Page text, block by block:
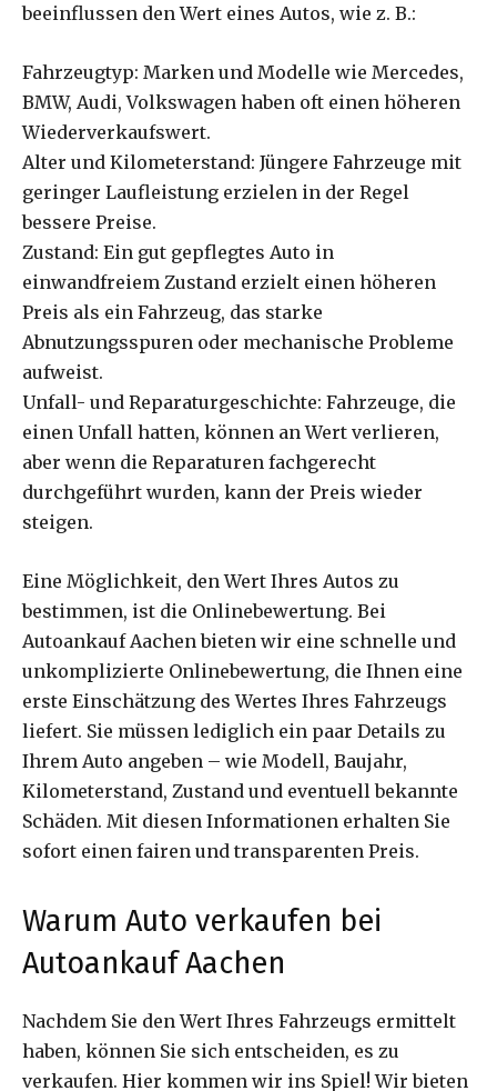
beeinflussen den Wert eines Autos, wie z. B.:
Fahrzeugtyp: Marken und Modelle wie Mercedes,
BMW, Audi, Volkswagen haben oft einen höheren
Wiederverkaufswert.
Alter und Kilometerstand: Jüngere Fahrzeuge mit
geringer Laufleistung erzielen in der Regel
bessere Preise.
Zustand: Ein gut gepflegtes Auto in
einwandfreiem Zustand erzielt einen höheren
Preis als ein Fahrzeug, das starke
Abnutzungsspuren oder mechanische Probleme
aufweist.
Unfall- und Reparaturgeschichte: Fahrzeuge, die
einen Unfall hatten, können an Wert verlieren,
aber wenn die Reparaturen fachgerecht
durchgeführt wurden, kann der Preis wieder
steigen.
Eine Möglichkeit, den Wert Ihres Autos zu
bestimmen, ist die Onlinebewertung. Bei
Autoankauf Aachen bieten wir eine schnelle und
unkomplizierte Onlinebewertung, die Ihnen eine
erste Einschätzung des Wertes Ihres Fahrzeugs
liefert. Sie müssen lediglich ein paar Details zu
Ihrem Auto angeben – wie Modell, Baujahr,
Kilometerstand, Zustand und eventuell bekannte
Schäden. Mit diesen Informationen erhalten Sie
sofort einen fairen und transparenten Preis.
Warum Auto verkaufen bei
Autoankauf Aachen
Nachdem Sie den Wert Ihres Fahrzeugs ermittelt
haben, können Sie sich entscheiden, es zu
verkaufen. Hier kommen wir ins Spiel! Wir bieten